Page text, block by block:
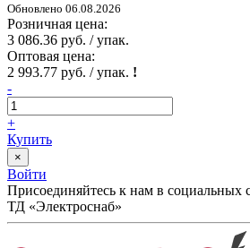
Обновлено 06.08.2026
Розничная цена:
3 086.36 руб. / упак.
Оптовая цена:
2 993.77 руб. / упак. !
-
+
Купить
×
Войти
Присоединяйтесь к нам в социальных
ТД «Электроснаб»